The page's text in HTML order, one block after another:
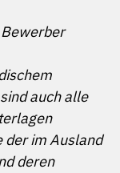
auch alle
der im Ausland
deren